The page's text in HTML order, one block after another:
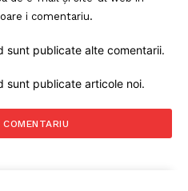
i comentariu.
sunt publicate alte comentarii.
sunt publicate articole noi.